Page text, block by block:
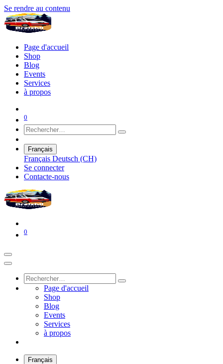
Se rendre au contenu
Page d'accueil
Shop
Blog
Events
Services
à propos
0
Français
Français Deutsch (CH)
Se connecter
Contacte-nous
0
Page d'accueil
Shop
Blog
Events
Services
à propos
Français